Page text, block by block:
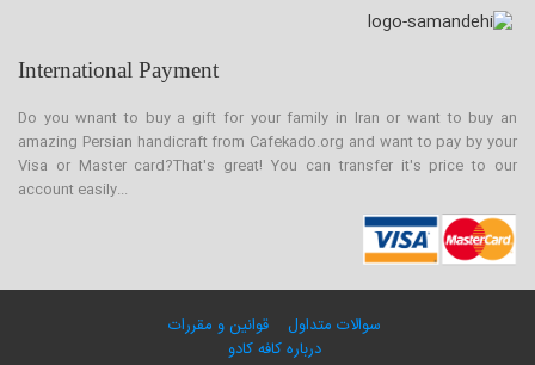
International Payment
Do you wnant to buy a gift for your family in Iran or want to buy an
amazing Persian handicraft from Cafekado.org and want to pay by your
Visa or Master card?That's great! You can transfer it's price to our
account easily...
سوالات متداول
قوانین و مقررات
درباره کافه کادو